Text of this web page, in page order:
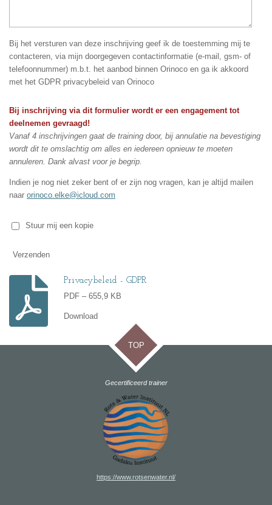
Bij het versturen van deze inschrijving geef ik de toestemming mij te
contacteren, via mijn doorgegeven contactinformatie (e-mail, gsm- of
telefoonnummer) m.b.t. het aanbod binnen Orinoco en ga ik akkoord
met het GDPR privacybeleid van Orinoco
Bij inschrijving via dit formulier wordt er een engagement tot
deelnemen gevraagd!
Vanaf 4 inschrijvingen gaat de training door, bij annulatie na bevestiging
wordt dit te omslachtig om alles en iedereen opnieuw te moeten
annuleren. Dank alvast voor je begrip.
Indien je nog niet zeker bent of er zijn nog vragen, kan je altijd mailen
naar orinoco.elke@icloud.com
Stuur mij een kopie
Verzenden
Privacybeleid - GDPR
PDF – 655,9 KB
Download
TOP
Gecertificeerd trainer
https://www.rotsenwater.nl/